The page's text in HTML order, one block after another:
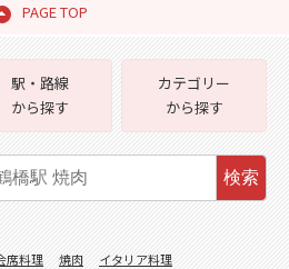
PAGE TOP
駅・路線
から探す
カテゴリー
から探す
検索
席料理 焼肉
イタリア料理